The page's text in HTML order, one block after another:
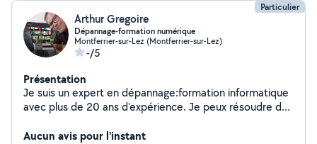
Particulier
Arthur Gregoire
Dépannage-formation numérique
Montferrier-sur-Lez (Montferrier-sur-Lez)
-/5
Présentation
Je suis un expert en dépannage:formation informatique
avec plus de 20 ans d'expérience. Je peux résoudre des
tablette, y compris les virus, les pannes matérielles et
Aucun avis pour l'instant